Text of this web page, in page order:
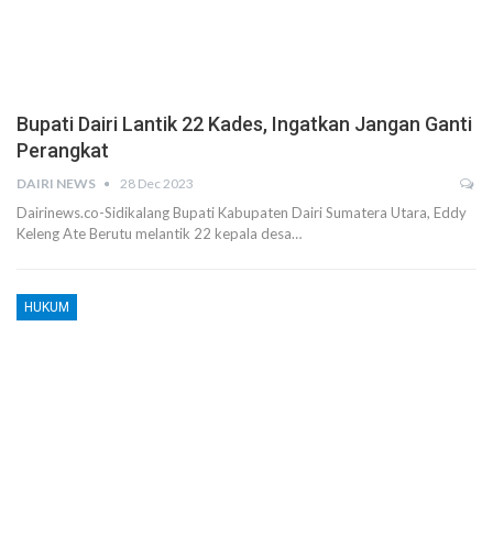
Bupati Dairi Lantik 22 Kades, Ingatkan Jangan Ganti
Perangkat
DAIRI NEWS 28 Dec 2023
Dairinews.co-Sidikalang Bupati Kabupaten Dairi Sumatera Utara, Eddy
Keleng Ate Berutu melantik 22 kepala desa…
HUKUM